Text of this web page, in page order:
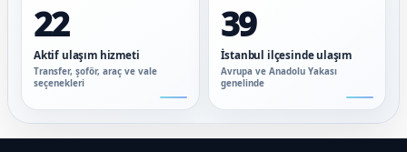
22
Aktif ulaşım hizmeti
Transfer, şoför, araç ve vale
seçenekleri
39
İstanbul ilçesinde ulaşım
Avrupa ve Anadolu Yakası
genelinde